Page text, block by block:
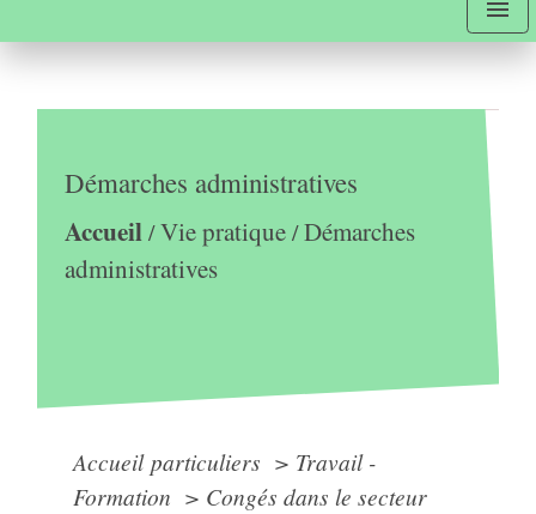
menu
Démarches administratives
Accueil/Vie pratique/Démarches
administratives
Accueil particuliers > Travail -
Formation > Congés dans le secteur